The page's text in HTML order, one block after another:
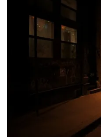
Os causos de Jorge Luis
Voto obrigatório é correto?
Se queres salvar o mundo,